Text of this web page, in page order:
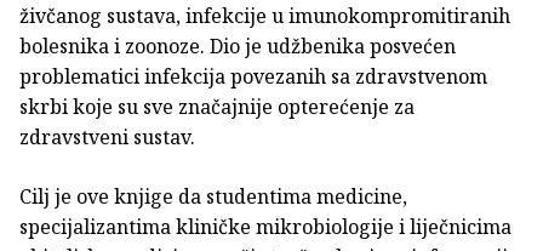
živčanog sustava, infekcije u imunokompromitiranih
bolesnika i zoonoze. Dio je udžbenika posvećen
problematici infekcija povezanih sa zdravstvenom
skrbi koje su sve značajnije opterećenje za
zdravstveni sustav.
Cilj je ove knjige da studentima medicine,
specijalizantima kliničke mikrobiologije i liječnicima